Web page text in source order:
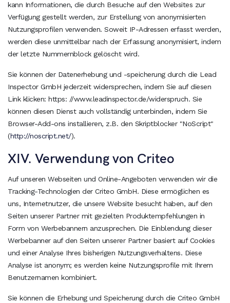
kann Informationen, die durch Besuche auf den Websites zur
Verfügung gestellt werden, zur Erstellung von anonymisierten
Nutzungsprofilen verwenden. Soweit IP-Adressen erfasst werden,
werden diese unmittelbar nach der Erfassung anonymisiert, indem
der letzte Nummernblock gelöscht wird.
Sie können der Datenerhebung und -speicherung durch die Lead
Inspector GmbH jederzeit widersprechen, indem Sie auf diesen
Link klicken: https: //www.leadinspector.de/widerspruch. Sie
können diesen Dienst auch vollständig unterbinden, indem Sie
Browser-Add-ons installieren, z.B. den Skriptblocker "NoScript"
(http://noscript.net/).
XIV. Verwendung von Criteo
Auf unseren Webseiten und Online-Angeboten verwenden wir die
Tracking-Technologien der Criteo GmbH. Diese ermöglichen es
uns, Internetnutzer, die unsere Website besucht haben, auf den
Seiten unserer Partner mit gezielten Produktempfehlungen in
Form von Werbebannern anzusprechen. Die Einblendung dieser
Werbebanner auf den Seiten unserer Partner basiert auf Cookies
und einer Analyse Ihres bisherigen Nutzungsverhaltens. Diese
Analyse ist anonym; es werden keine Nutzungsprofile mit Ihrem
Benutzernamen kombiniert.
Sie können die Erhebung und Speicherung durch die Criteo GmbH